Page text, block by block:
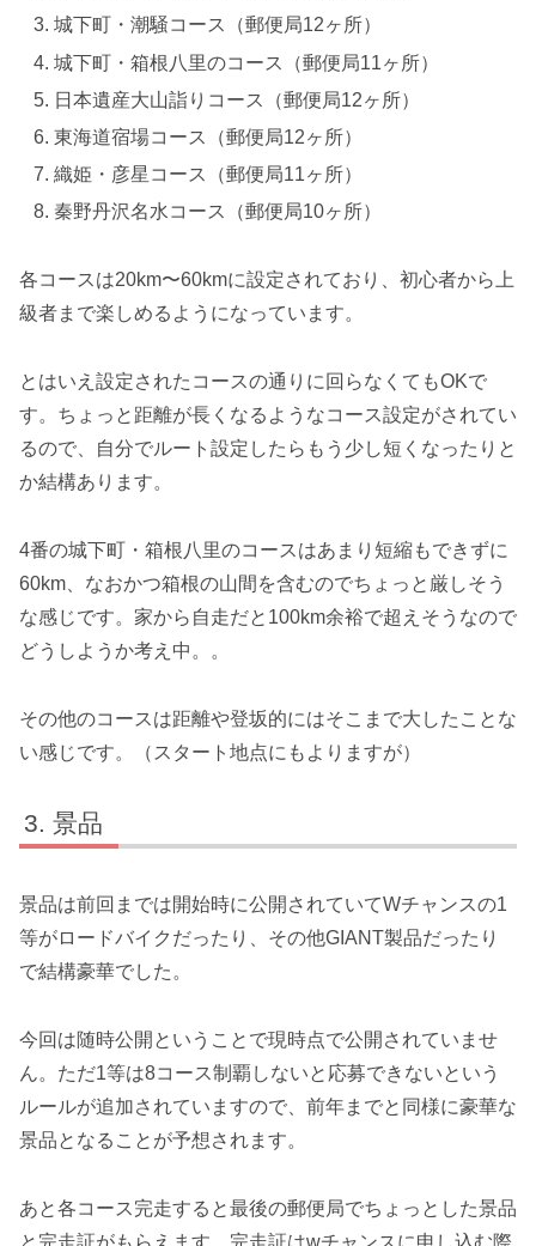
城下町・潮騒コース（郵便局12ヶ所）
城下町・箱根八里のコース（郵便局11ヶ所）
日本遺産大山詣りコース（郵便局12ヶ所）
東海道宿場コース（郵便局12ヶ所）
織姫・彦星コース（郵便局11ヶ所）
秦野丹沢名水コース（郵便局10ヶ所）
各コースは20km〜60kmに設定されており、初心者から上
級者まで楽しめるようになっています。
とはいえ設定されたコースの通りに回らなくてもOKで
す。ちょっと距離が長くなるようなコース設定がされてい
るので、自分でルート設定したらもう少し短くなったりと
か結構あります。
4番の城下町・箱根八里のコースはあまり短縮もできずに
60km、なおかつ箱根の山間を含むのでちょっと厳しそう
な感じです。家から自走だと100km余裕で超えそうなので
どうしようか考え中。。
その他のコースは距離や登坂的にはそこまで大したことな
い感じです。（スタート地点にもよりますが）
景品
景品は前回までは開始時に公開されていてWチャンスの1
等がロードバイクだったり、その他GIANT製品だったり
で結構豪華でした。
今回は随時公開ということで現時点で公開されていませ
ん。ただ1等は8コース制覇しないと応募できないという
ルールが追加されていますので、前年までと同様に豪華な
景品となることが予想されます。
あと各コース完走すると最後の郵便局でちょっとした景品
と完走証がもらえます。完走証はwチャンスに申し込む際